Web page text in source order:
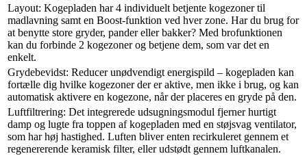
Layout: Kogepladen har 4 individuelt betjente kogezoner til
madlavning samt en Boost-funktion ved hver zone. Har du brug for
at benytte store gryder, pander eller bakker? Med brofunktionen
kan du forbinde 2 kogezoner og betjene dem, som var det en
enkelt.
Grydebevidst: Reducer unødvendigt energispild – kogepladen kan
fortælle dig hvilke kogezoner der er aktive, men ikke i brug, og kan
automatisk aktivere en kogezone, når der placeres en gryde på den.
Luftfiltrering: Det integrerede udsugningsmodul fjerner hurtigt
damp og lugte fra toppen af kogepladen med en støjsvag ventilator,
som har høj hastighed. Luften bliver enten recirkuleret gennem et
regenererende keramisk filter, eller udstødt gennem luftkanalen.